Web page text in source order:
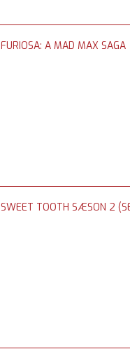
FURIOSA: A MAD MAX SAGA
SWEET TOOTH SÆSON 2